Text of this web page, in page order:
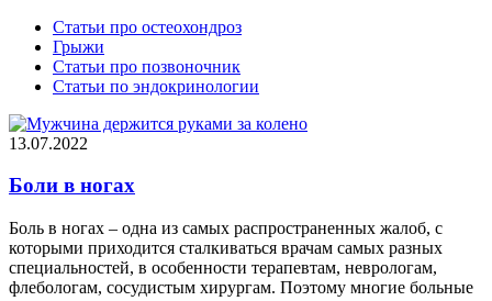
Статьи про остеохондроз
Грыжи
Статьи про позвоночник
Статьи по эндокринологии
13.07.2022
Боли в ногах
Боль в ногах – одна из самых распространенных жалоб, с
которыми приходится сталкиваться врачам самых разных
специальностей, в особенности терапевтам, неврологам,
флебологам, сосудистым хирургам. Поэтому многие больные